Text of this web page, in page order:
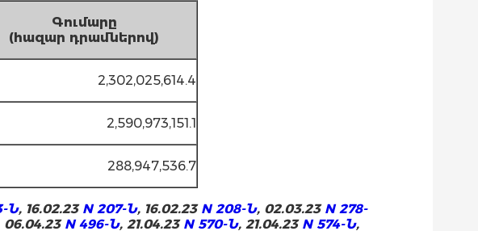
Գումարը
(հազար դրամներով)
2,302,025,614.4
2,590,973,151.1
288,947,536.7
Ն, 16.02.23 N 207-Ն, 16.02.23 N 208-Ն, 02.03.23 N 278-
06.04.23 N 496-Ն, 21.04.23 N 570-Ն, 21.04.23 N 574-Ն,